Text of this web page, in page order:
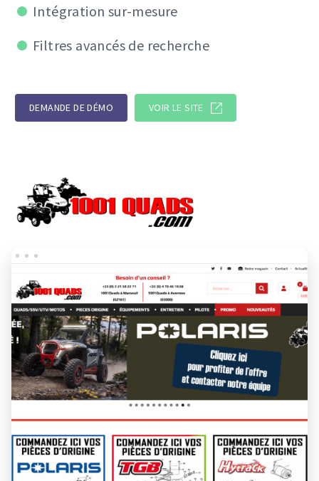
Intégration sur-mesure
Filtres avancés de recherche
DEMANDE DE DÉMO VOIR LE SITE